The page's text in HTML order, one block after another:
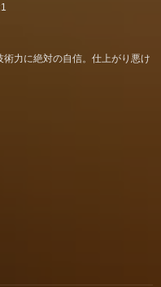
力に絶対の自信。仕上がり悪け